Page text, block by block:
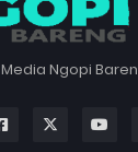
Media Ngopi